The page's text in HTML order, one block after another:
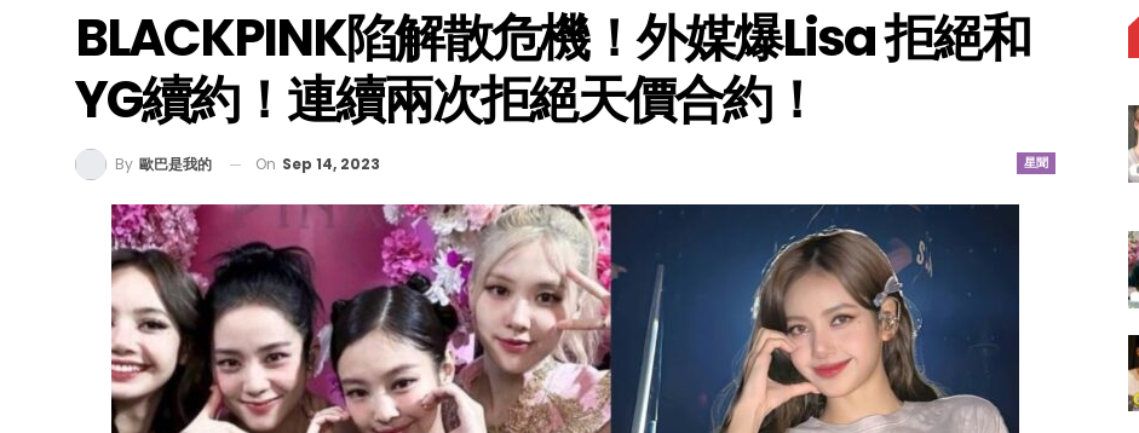
BLACKPINK陷解散危機！外媒爆Lisa 拒絕和
YG續約！連續兩次拒絕天價合約！
星聞
By 歐巴是我的 On Sep 14, 2023